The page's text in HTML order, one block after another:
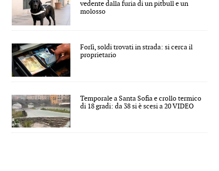
vedente dalla furia di un pitbull e un
molosso
Forlì, soldi trovati in strada: si cerca il
proprietario
Temporale a Santa Sofia e crollo termico
di 18 gradi: da 38 si è scesi a 20 VIDEO